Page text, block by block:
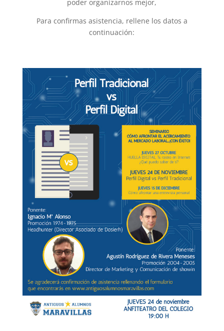
poder organizarnos mejor,
Para confirmas asistencia, rellene los datos a
continuación: